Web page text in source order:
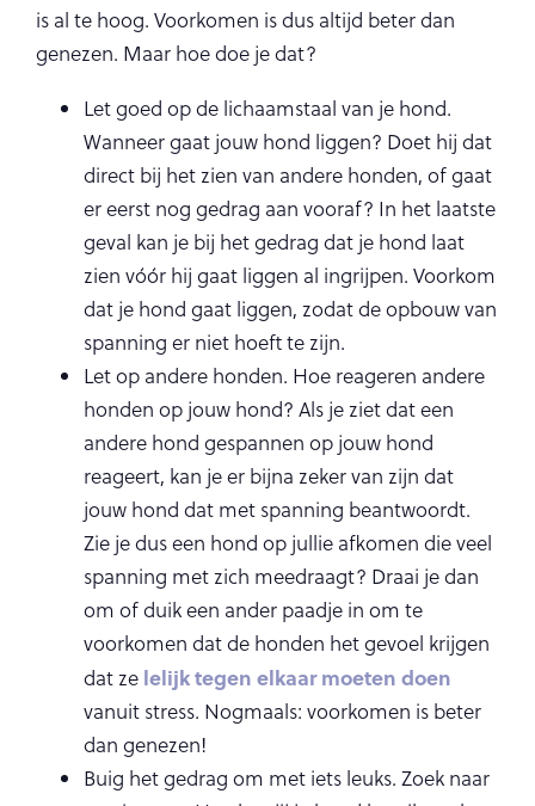
is al te hoog. Voorkomen is dus altijd beter dan
genezen. Maar hoe doe je dat?
Let goed op de lichaamstaal van je hond.
Wanneer gaat jouw hond liggen? Doet hij dat
direct bij het zien van andere honden, of gaat
er eerst nog gedrag aan vooraf? In het laatste
geval kan je bij het gedrag dat je hond laat
zien vóór hij gaat liggen al ingrijpen. Voorkom
dat je hond gaat liggen, zodat de opbouw van
spanning er niet hoeft te zijn.
Let op andere honden. Hoe reageren andere
honden op jouw hond? Als je ziet dat een
andere hond gespannen op jouw hond
reageert, kan je er bijna zeker van zijn dat
jouw hond dat met spanning beantwoordt.
Zie je dus een hond op jullie afkomen die veel
spanning met zich meedraagt? Draai je dan
om of duik een ander paadje in om te
voorkomen dat de honden het gevoel krijgen
dat ze lelijk tegen elkaar moeten doen
vanuit stress. Nogmaals: voorkomen is beter
dan genezen!
Buig het gedrag om met iets leuks. Zoek naar